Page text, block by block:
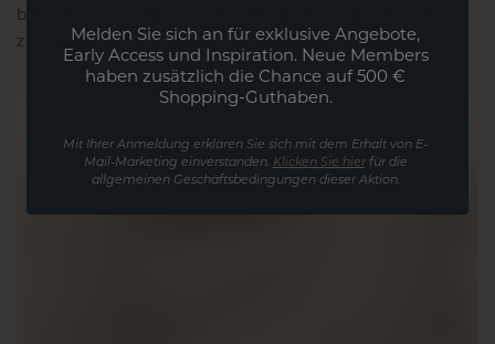
bestimmt ist, für immer getragen und geschätzt
zu werden.Melden Sie sich an für exklusive Angebote,
Early Access und Inspiration. Neue Members
haben zusätzlich die Chance auf 500 €
Shopping-Guthaben.
Mit Ihrer Anmeldung erklären Sie sich mit dem Erhalt von E-
Mail-Marketing einverstanden. Klicken Sie hierfür die
allgemeinen Geschäftsbedingungen dieser Aktion.